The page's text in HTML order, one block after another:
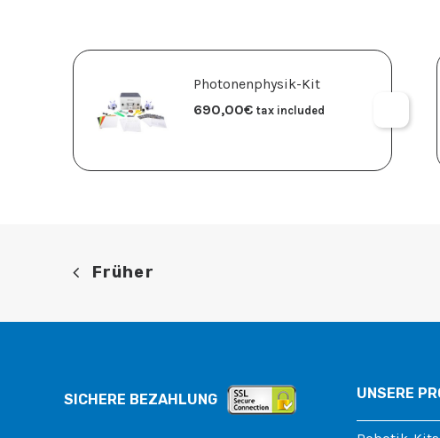
Photonenphysik-Kit
690,00€ tax included
Früher
SICHERE BEZAHLUNG UNSERE